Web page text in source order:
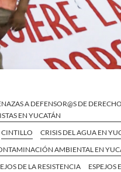
A DEFENSOR@S DE
EN YUCATÁN
CINTILLO
CRISIS DEL AGUA EN
AMBIENTAL EN
DE LA RESISTENCIA
ESPEJOS